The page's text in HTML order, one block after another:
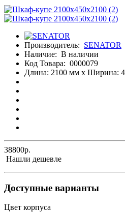
Производитель: SENATOR
Наличие: В наличии
Код Товара: 0000079
Длина: 2100 мм x Ширина:
38800р.
Нашли дешевле
Доступные варианты
Цвет корпуса